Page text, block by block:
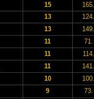
15
13
13
11
11
11
10
9